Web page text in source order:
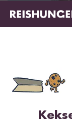
20 min Vegan